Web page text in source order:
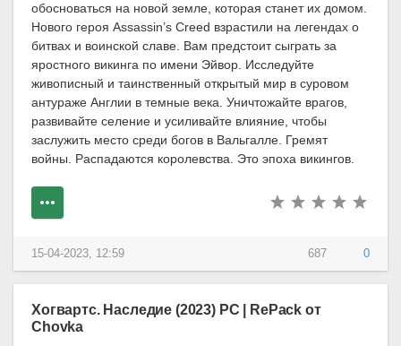
обосноваться на новой земле, которая станет их домом.
Нового героя Assassin’s Creed взрастили на легендах о
битвах и воинской славе. Вам предстоит сыграть за
яростного викинга по имени Эйвор. Исследуйте
живописный и таинственный открытый мир в суровом
антураже Англии в темные века. Уничтожайте врагов,
развивайте селение и усиливайте влияние, чтобы
заслужить место среди богов в Вальгалле. Гремят
войны. Распадаются королевства. Это эпоха викингов.
687 0
15-04-2023, 12:59
Хогвартс. Наследие (2023) PC | RePack от
Chovka